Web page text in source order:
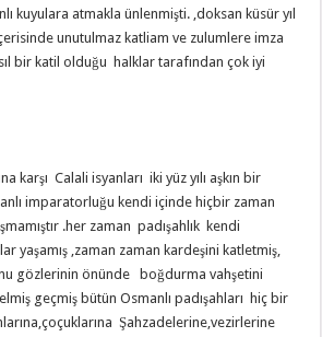
kuyulara atmakla ünlenmişti. ,doksan küsür yıl
unutulmaz katliam ve zulumlere imza
bir katil olduğu halklar tarafından çok iyi
karşı Calali isyanları iki yüz yılı aşkın bir
imparatorluğu kendi içinde hiçbir zaman
.her zaman padışahlık kendi
yaşamış ,zaman zaman kardeşini katletmiş,
gözlerinin önünde boğdurma vahşetini
geçmiş bütün Osmanlı padışahları hiç bir
Şahzadelerine,vezirlerine